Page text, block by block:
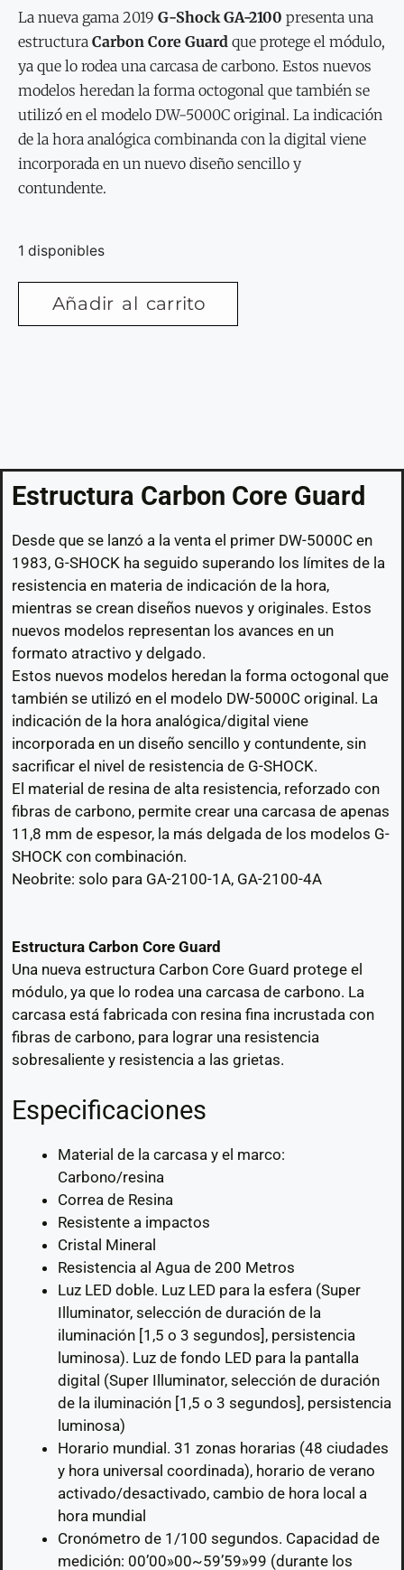
La nueva gama 2019 G-Shock GA-2100 presenta una
estructura Carbon Core Guard que protege el módulo,
ya que lo rodea una carcasa de carbono. Estos nuevos
modelos heredan la forma octogonal que también se
utilizó en el modelo DW-5000C original. La indicación
de la hora analógica combinanda con la digital viene
incorporada en un nuevo diseño sencillo y
contundente.
1 disponibles
Añadir al carrito
Estructura Carbon Core Guard
Desde que se lanzó a la venta el primer DW-5000C en
1983, G-SHOCK ha seguido superando los límites de la
resistencia en materia de indicación de la hora,
mientras se crean diseños nuevos y originales. Estos
nuevos modelos representan los avances en un
formato atractivo y delgado.
Estos nuevos modelos heredan la forma octogonal que
también se utilizó en el modelo DW-5000C original. La
indicación de la hora analógica/digital viene
incorporada en un diseño sencillo y contundente, sin
sacrificar el nivel de resistencia de G-SHOCK.
El material de resina de alta resistencia, reforzado con
fibras de carbono, permite crear una carcasa de apenas
11,8 mm de espesor, la más delgada de los modelos G-
SHOCK con combinación.
Neobrite: solo para GA-2100-1A, GA-2100-4A
Estructura Carbon Core Guard
Una nueva estructura Carbon Core Guard protege el
módulo, ya que lo rodea una carcasa de carbono. La
carcasa está fabricada con resina fina incrustada con
fibras de carbono, para lograr una resistencia
sobresaliente y resistencia a las grietas.
Especificaciones
Material de la carcasa y el marco:
Carbono/resina
Correa de Resina
Resistente a impactos
Cristal Mineral
Resistencia al Agua de 200 Metros
Luz LED doble. Luz LED para la esfera (Super
Illuminator, selección de duración de la
iluminación [1,5 o 3 segundos], persistencia
luminosa). Luz de fondo LED para la pantalla
digital (Super Illuminator, selección de duración
de la iluminación [1,5 o 3 segundos], persistencia
luminosa)
Horario mundial. 31 zonas horarias (48 ciudades
y hora universal coordinada), horario de verano
activado/desactivado, cambio de hora local a
hora mundial
Cronómetro de 1/100 segundos. Capacidad de
medición: 00’00»00~59’59»99 (durante los